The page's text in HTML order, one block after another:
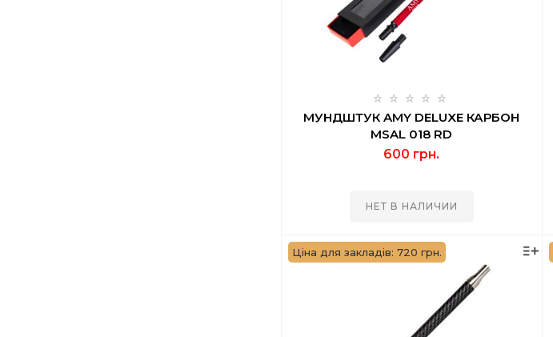
МУНДШТУК AMY DELUXE КАРБОН
MSAL 018 RD
600 грн.
НЕТ В НАЛИЧИИ
Ціна для закладів: 720 грн.